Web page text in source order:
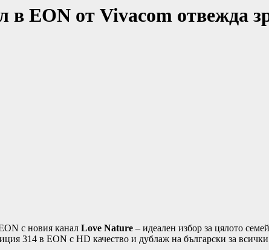
EON от Vivacom отвежда
с новия канал Love Nature – идеален избор за цялото
314 в EON с HD качество и дублаж на български за